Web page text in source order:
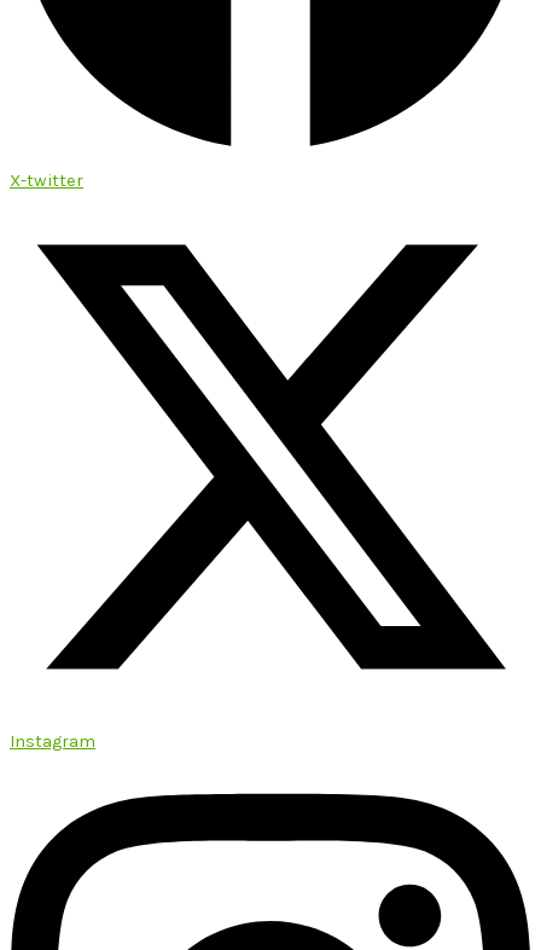
X-twitter
Instagram